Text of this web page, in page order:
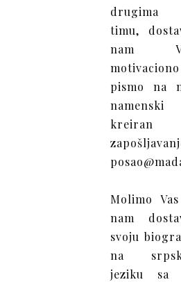
timu,
nam
motivaciono
pismo na
namenski
kreiran
Molimo
nam
svoju
na
jeziku sa